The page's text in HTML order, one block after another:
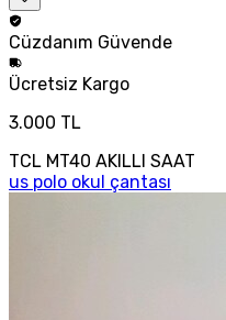
Cüzdanım Güvende
Ücretsiz Kargo
3.000 TL
TCL MT40 AKILLI SAAT
us polo okul çantası